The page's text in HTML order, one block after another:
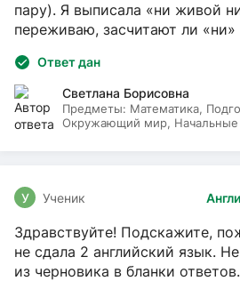
пару). Я выписала «ни живой
переживаю, засчитают ли «ни»
Ответ дан
Светлана Борисовна
Предметы: Математика,
Окружающий мир, Начальные
У Ученик
Здравствуйте! Подскажите,
не сдала 2 английский язык.
из черновика в бланки